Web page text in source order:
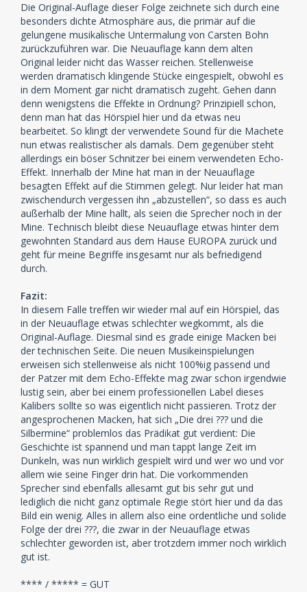
Die Original-Auflage dieser Folge zeichnete sich durch eine
besonders dichte Atmosphäre aus, die primär auf die
gelungene musikalische Untermalung von Carsten Bohn
zurückzuführen war. Die Neuauflage kann dem alten
Original leider nicht das Wasser reichen. Stellenweise
werden dramatisch klingende Stücke eingespielt, obwohl es
in dem Moment gar nicht dramatisch zugeht. Gehen dann
denn wenigstens die Effekte in Ordnung? Prinzipiell schon,
denn man hat das Hörspiel hier und da etwas neu
bearbeitet. So klingt der verwendete Sound für die Machete
nun etwas realistischer als damals. Dem gegenüber steht
allerdings ein böser Schnitzer bei einem verwendeten Echo-
Effekt. Innerhalb der Mine hat man in der Neuauflage
besagten Effekt auf die Stimmen gelegt. Nur leider hat man
zwischendurch vergessen ihn „abzustellen“, so dass es auch
außerhalb der Mine hallt, als seien die Sprecher noch in der
Mine. Technisch bleibt diese Neuauflage etwas hinter dem
gewohnten Standard aus dem Hause EUROPA zurück und
geht für meine Begriffe insgesamt nur als befriedigend
durch.
Fazit:
In diesem Falle treffen wir wieder mal auf ein Hörspiel, das
in der Neuauflage etwas schlechter wegkommt, als die
Original-Auflage. Diesmal sind es grade einige Macken bei
der technischen Seite. Die neuen Musikeinspielungen
erweisen sich stellenweise als nicht 100%ig passend und
der Patzer mit dem Echo-Effekte mag zwar schon irgendwie
lustig sein, aber bei einem professionellen Label dieses
Kalibers sollte so was eigentlich nicht passieren. Trotz der
angesprochenen Macken, hat sich „Die drei ??? und die
Silbermine“ problemlos das Prädikat gut verdient: Die
Geschichte ist spannend und man tappt lange Zeit im
Dunkeln, was nun wirklich gespielt wird und wer wo und vor
allem wie seine Finger drin hat. Die vorkommenden
Sprecher sind ebenfalls allesamt gut bis sehr gut und
lediglich die nicht ganz optimale Regie stört hier und da das
Bild ein wenig. Alles in allem also eine ordentliche und solide
Folge der drei ???, die zwar in der Neuauflage etwas
schlechter geworden ist, aber trotzdem immer noch wirklich
gut ist.
**** / ***** = GUT